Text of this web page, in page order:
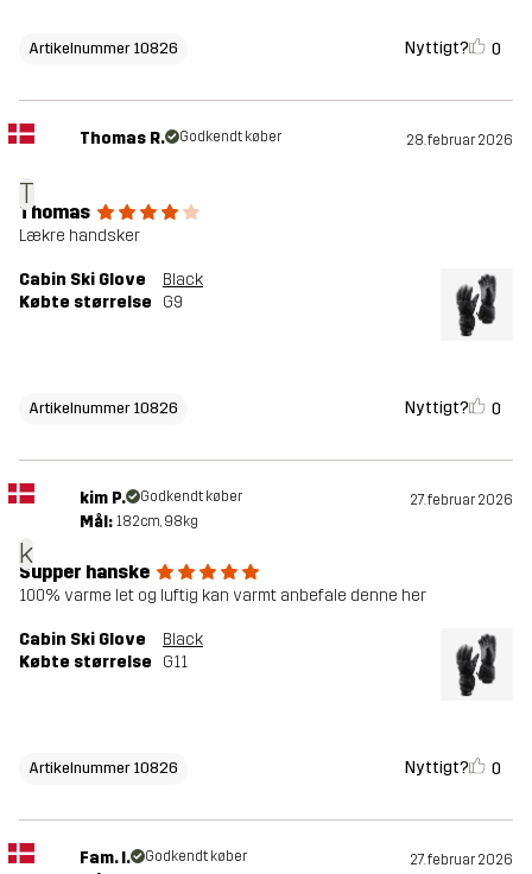
Artikelnummer 10826 Nyttigt? 0
T
Thomas R. Godkendt køber 28. februar 2026
Thomas
Lækre handsker
Cabin Ski Glove
Black
Købte størrelse
G9
Artikelnummer 10826 Nyttigt? 0
k
kim P. Godkendt køber 27. februar 2026
Mål: 182cm, 98kg
Supper hanske
100% varme let og luftig kan varmt anbefale denne her
Cabin Ski Glove
Black
Købte størrelse
G11
Artikelnummer 10826 Nyttigt? 0
Fam. I. Godkendt køber 27. februar 2026